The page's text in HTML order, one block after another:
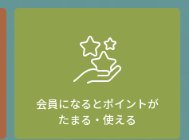
会員になるとポイントが
たまる・使える